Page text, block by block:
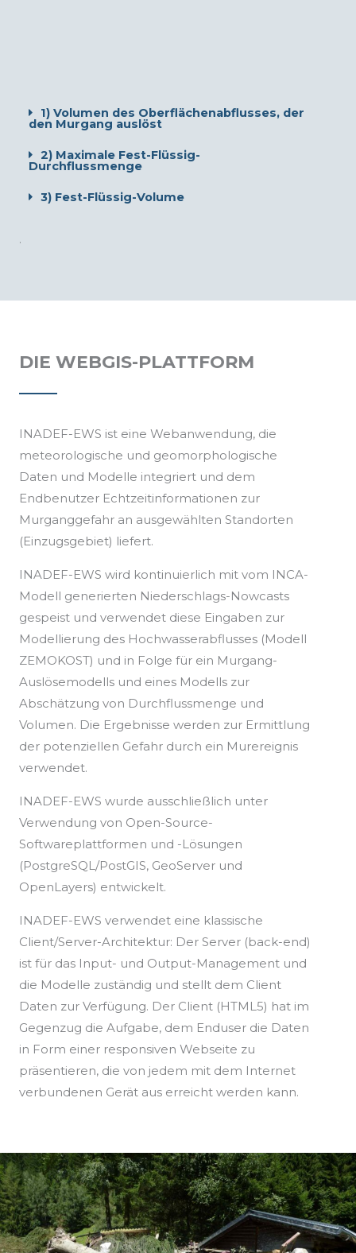
1) Volumen des Oberflächenabflusses, der
den Murgang auslöst
2) Maximale Fest-Flüssig-
Durchflussmenge
3) Fest-Flüssig-Volume
.
DIE WEBGIS-PLATTFORM
INADEF-EWS ist eine Webanwendung, die
meteorologische und geomorphologische
Daten und Modelle integriert und dem
Endbenutzer Echtzeitinformationen zur
Murganggefahr an ausgewählten Standorten
(Einzugsgebiet) liefert.
INADEF-EWS wird kontinuierlich mit vom INCA-
Modell generierten Niederschlags-Nowcasts
gespeist und verwendet diese Eingaben zur
Modellierung des Hochwasserabflusses (Modell
ZEMOKOST) und in Folge für ein Murgang-
Auslösemodells und eines Modells zur
Abschätzung von Durchflussmenge und
Volumen. Die Ergebnisse werden zur Ermittlung
der potenziellen Gefahr durch ein Murereignis
verwendet.
INADEF-EWS wurde ausschließlich unter
Verwendung von Open-Source-
Softwareplattformen und -Lösungen
(PostgreSQL/PostGIS, GeoServer und
OpenLayers) entwickelt.
INADEF-EWS verwendet eine klassische
Client/Server-Architektur: Der Server (back-end)
ist für das Input- und Output-Management und
die Modelle zuständig und stellt dem Client
Daten zur Verfügung. Der Client (HTML5) hat im
Gegenzug die Aufgabe, dem Enduser die Daten
in Form einer responsiven Webseite zu
präsentieren, die von jedem mit dem Internet
verbundenen Gerät aus erreicht werden kann.